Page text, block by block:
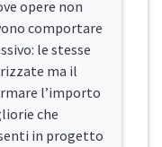
opere non
comportare
le stesse
ma il
l’importo
che
in progetto